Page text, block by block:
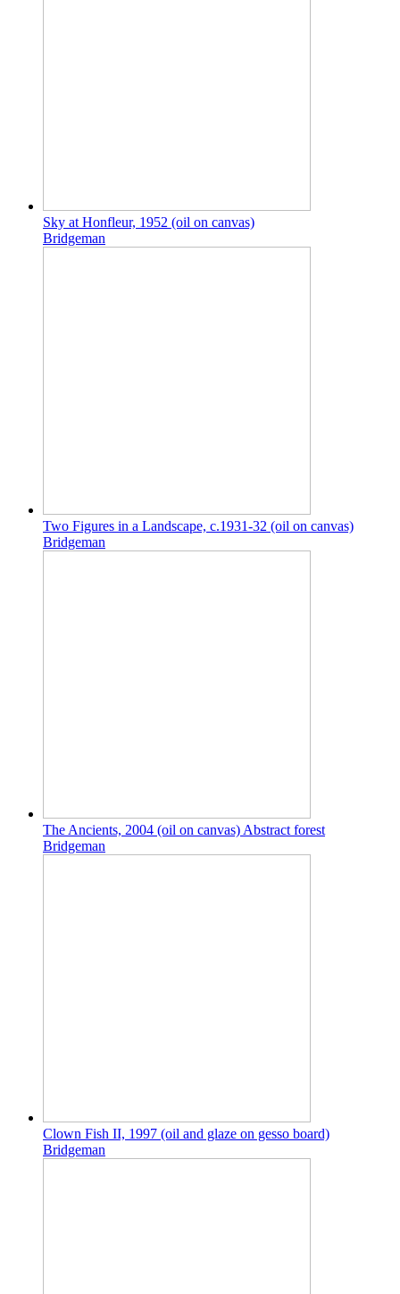
Sky at Honfleur, 1952 (oil on canvas)
Bridgeman
Two Figures in a Landscape, c.1931-32 (oil on canvas)
Bridgeman
The Ancients, 2004 (oil on canvas) Abstract forest
Bridgeman
Clown Fish II, 1997 (oil and glaze on gesso board)
Bridgeman